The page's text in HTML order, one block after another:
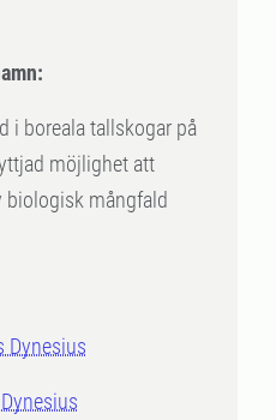
i boreala tallskogar på
möjlighet att
biologisk mångfald
Dynesius